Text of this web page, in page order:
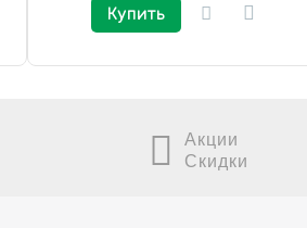
Купить
Акции
Скидки